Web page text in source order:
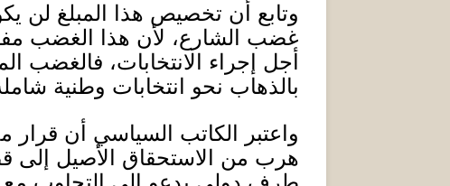
وتابع أن تخصيص هذا المبلغ لن
غضب الشارع، لأن هذا الغضب
أجل إجراء الانتخابات،
بالذهاب نحو انتخابات وطنية
واعتبر الكاتب السياسي أن قرار
هرب من الاستحقاق الأصيل إلى